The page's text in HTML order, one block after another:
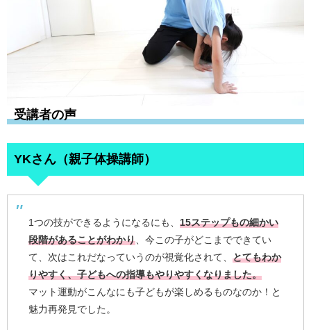
受講者の声
YKさん（親子体操講師）
1つの技ができるようになるにも、 15ステップもの細かい
段階があることがわかり、今この子がどこまでできてい
て、次はこれだなっていうのが視覚化されて、 とてもわか
りやすく、子どもへの指導もやりやすくなりました。
マット運動がこんなにも子どもが楽しめるものなのか！と
魅力再発見でした。